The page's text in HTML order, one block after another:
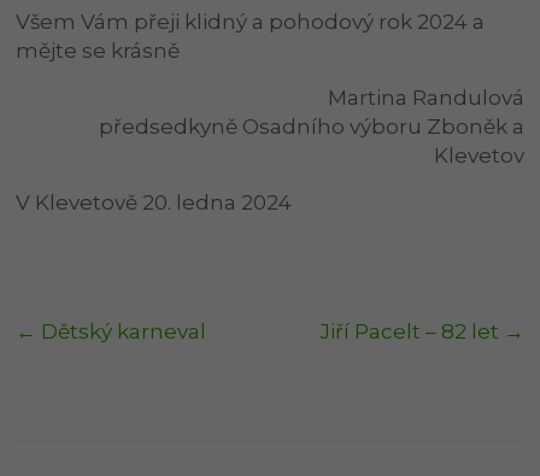
Všem Vám přeji klidný a pohodový rok 2024 a
mějte se krásně
Martina Randulová
předsedkyně Osadního výboru Zboněk a
Klevetov
V Klevetově 20. ledna 2024
← Dětský karneval Jiří Pacelt – 82 let →